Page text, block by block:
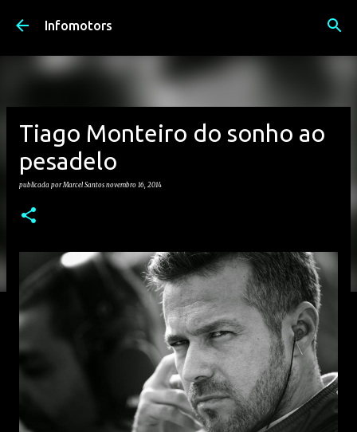
Avançar para o conteúdo principal
Infomotors
Tiago Monteiro do sonho ao
pesadelo
publicada porMarcel Santos novembro 16, 2014